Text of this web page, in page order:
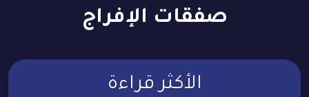
صفقات الإفراج
الأكثر قراءة